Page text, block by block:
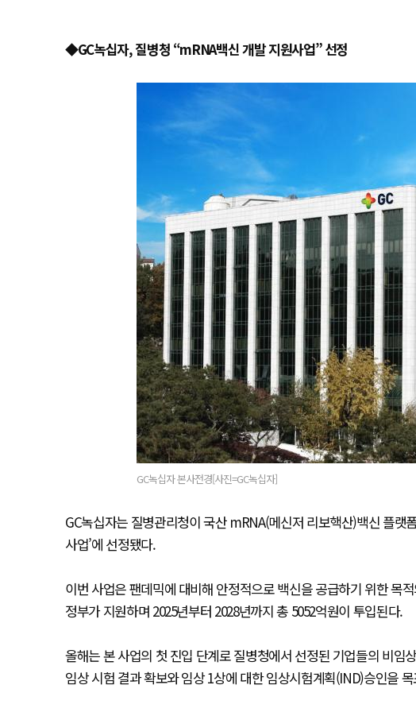
◆GC녹십자, 질병청 “mRNA백신 개발 지원사업” 선정
GC녹십자 본사전경[사진=GC녹십자]
GC녹십자는 질병관리청이 국산 mRNA(메신저 리보핵산)백신 플랫
사업’에 선정됐다.
이번 사업은 팬데믹에 대비해 안정적으로 백신을 공급하기 위한 목
정부가 지원하며 2025년부터 2028년까지 총 5052억원이 투입된다.
올해는 본 사업의 첫 진입 단계로 질병청에서 선정된 기업들의 비임
임상 시험 결과 확보와 임상 1상에 대한 임상시험계획(IND)승인을